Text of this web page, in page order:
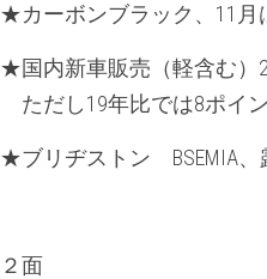
★カーボンブラック、11月
★国内新車販売（軽含む）
ただし19年比では8ポイ
★ブリヂストン　BSEMIA
２面